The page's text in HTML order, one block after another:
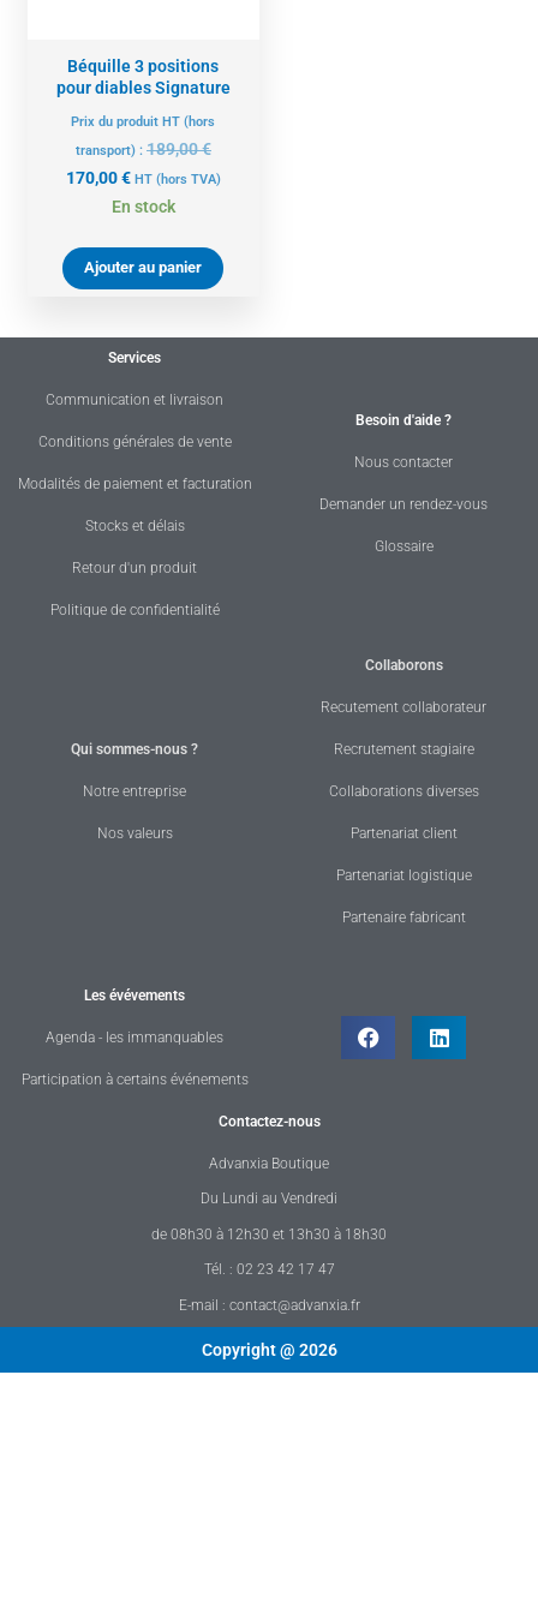
Béquille 3 positions
pour diables Signature
Prix du produit HT (hors
transport) : 189,00€
170,00€ HT (hors TVA)
En stock
Ajouter au panier
Services
Communication et livraison
Conditions générales de vente
Modalités de paiement et facturation
Stocks et délais
Retour d'un produit
Politique de confidentialité
Besoin d'aide ?
Nous contacter
Demander un rendez-vous
Glossaire
Qui sommes-nous ?
Notre entreprise
Nos valeurs
Collaborons
Recutement collaborateur
Recrutement stagiaire
Collaborations diverses
Partenariat client
Partenariat logistique
Partenaire fabricant
Les évévements
Agenda - les immanquables
Participation à certains événements
Contactez-nous
Advanxia Boutique
Du Lundi au Vendredi
de 08h30 à 12h30 et 13h30 à 18h30
Tél. : 02 23 42 17 47
E-mail : contact@advanxia.fr
Copyright @ 2026